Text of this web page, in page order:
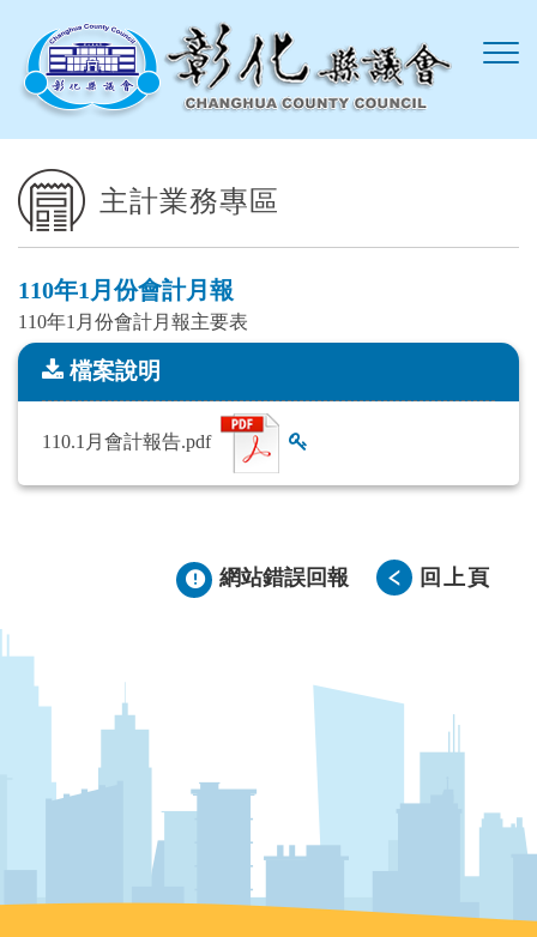
主計業務專區
110年1月份會計月報
110年1月份會計月報主要表
檔案說明
檔案說明
110.1月會計報告.pdf
網站錯誤回報 回上頁